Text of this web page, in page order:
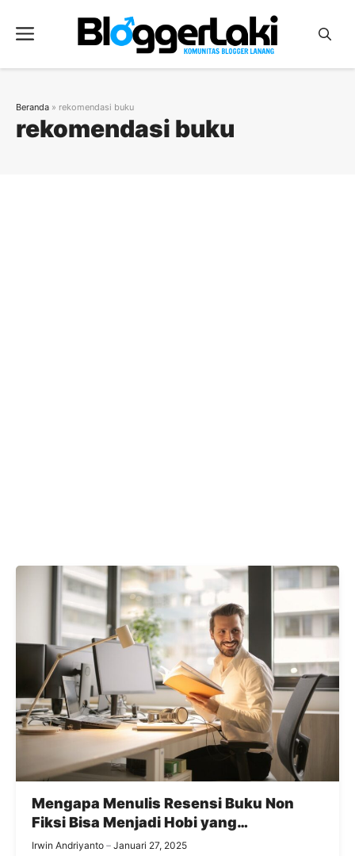
Menu
rekomendasi buku
Beranda » rekomendasi buku
Mengapa Menulis Resensi Buku Non
Fiksi Bisa Menjadi Hobi yang
Menguntungkan?
Irwin Andriyanto Januari 27, 2025